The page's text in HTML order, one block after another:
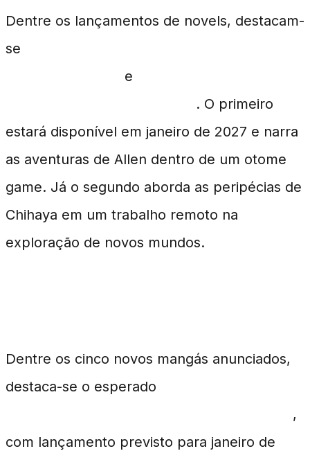
Dentre os lançamentos de novels, destacam-
se
e
. O primeiro
estará disponível em janeiro de 2027 e narra
as aventuras de Allen dentro de um otome
game. Já o segundo aborda as peripécias de
Chihaya em um trabalho remoto na
exploração de novos mundos.
Dentre os cinco novos mangás anunciados,
destaca-se o esperado
,
com lançamento previsto para janeiro de